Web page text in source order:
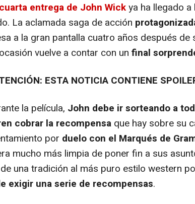
cuarta entrega de John Wickya ha llegado
La aclamada saga de acción
a la gran pantalla cuatro años después de
vuelve a contar con un final
ESTA NOTICIA CONTIENE
la película, John debe ir sorteando a
cobrar la recompensa que hay sobre su
por duelo con el Marqués de
mucho más limpia de poner fin a sus
una tradición al más puro estilo western
exigir una serie de recompensas.